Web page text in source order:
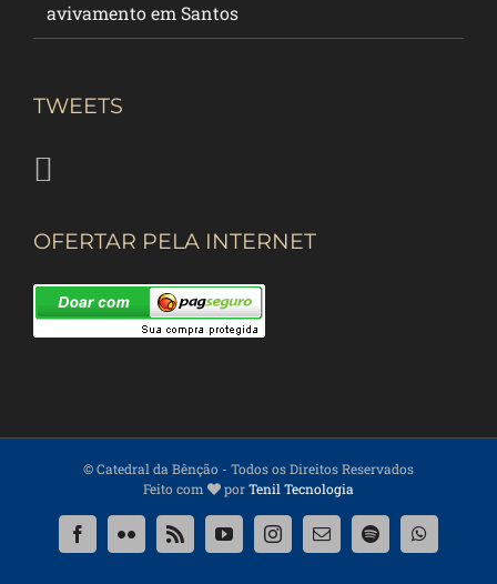
avivamento em Santos
TWEETS
OFERTAR PELA INTERNET
© Catedral da Bênção - Todos os Direitos Reservados
Feito com
porTenil Tecnologia
FacebookFlickr Rss YouTubeInstagramEmail SpotifyWhatsApp